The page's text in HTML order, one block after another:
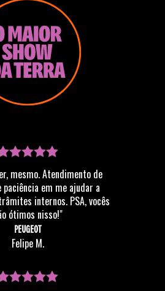
de direito do Brasil,
em agosto de 2019 ao
feminina do CEBDS
Brasileiro para o
mesmo. Atendimento de
paciência em me ajudar a
internos. PSA, vocês
ótimos nisso!"
PEUGEOT
Felipe M.